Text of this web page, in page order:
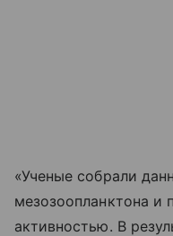
«Ученые собрали
мезозоопланктона и
активностью. В